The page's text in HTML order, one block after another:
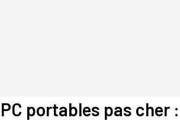
PC portables pas cher